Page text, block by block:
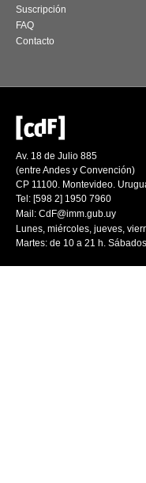
Suscripción
FAQ
Contacto
Av. 18 de Julio 885
(entre Andes y Convención)
CP 11100. Montevideo.
Tel: [598 2] 1950 7960
Mail: CdF@imm.gub.uy
Lunes, miércoles, jueves,
Martes: de 10 a 21 h.